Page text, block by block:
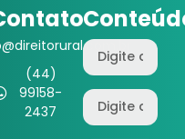
(44)
99158-
2437